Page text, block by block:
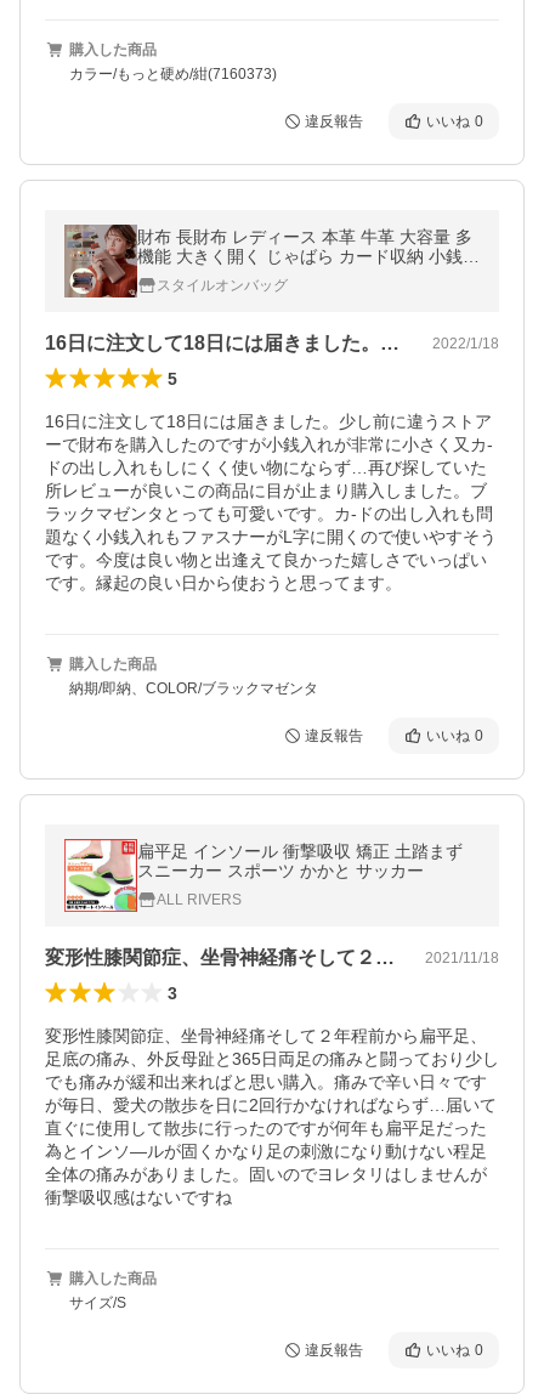
購入した商品
カラー/もっと硬め/紺(7160373)
違反報告 いいね 0
財布 長財布 レディース 本革 牛革 大容量 多
機能 大きく開く じゃばら カード収納 小銭入
れ スキミング防止 大人
スタイルオンバッグ
16日に注文して18日には届きました。… 2022/1/18
5
16日に注文して18日には届きました。少し前に違うストア
ーで財布を購入したのですが小銭入れが非常に小さく又カ-
ドの出し入れもしにくく使い物にならず…再び探していた
所レビューが良いこの商品に目が止まり購入しました。ブ
ラックマゼンタとっても可愛いです。カ-ドの出し入れも問
題なく小銭入れもファスナーがL字に開くので使いやすそう
です。今度は良い物と出逢えて良かった嬉しさでいっぱい
です。縁起の良い日から使おうと思ってます。
購入した商品
納期/即納、COLOR/ブラックマゼンタ
違反報告 いいね 0
扁平足 インソール 衝撃吸収 矯正 土踏まず
スニーカー スポーツ かかと サッカー
ALL RIVERS
変形性膝関節症、坐骨神経痛そして２年程… 2021/11/18
3
変形性膝関節症、坐骨神経痛そして２年程前から扁平足、
足底の痛み、外反母趾と365日両足の痛みと闘っており少し
でも痛みが緩和出来ればと思い購入。痛みで辛い日々です
が毎日、愛犬の散歩を日に2回行かなければならず…届いて
直ぐに使用して散歩に行ったのですが何年も扁平足だった
為とインソ―ルが固くかなり足の刺激になり動けない程足
全体の痛みがありました。固いのでヨレタリはしませんが
衝撃吸収感はないですね
購入した商品
サイズ/S
違反報告 いいね 0